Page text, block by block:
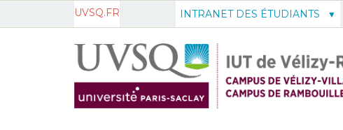
UVSQ.FR INTRANET DES ÉTUDIANTS